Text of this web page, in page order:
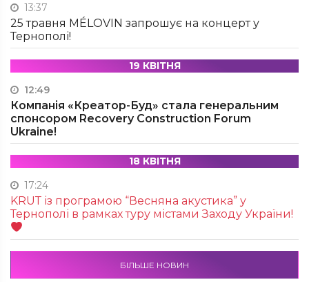
13:37
25 травня MÉLOVIN запрошує на концерт у
Тернополі!
19 КВІТНЯ
12:49
Компанія «Креатор-Буд» стала генеральним
спонсором Recovery Construction Forum
Ukraine!
18 КВІТНЯ
17:24
KRUТ із програмою “Весняна акустика” у
Тернополі в рамках туру містами Заходу України!
БІЛЬШЕ НОВИН